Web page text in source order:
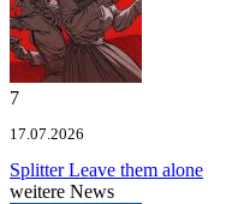
7
17.07.2026
SplitterLeave them alone
weitere News